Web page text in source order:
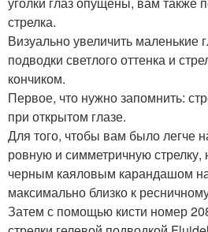
стрелка.
Визуально увеличить
подводки светлого оттенка и
кончиком.
Первое, что нужно запомнить:
при открытом глазе.
Для того, чтобы вам было легче
ровную и симметричную
черным каяловым карандашом
максимально близко к
Затем с помощью кисти номер